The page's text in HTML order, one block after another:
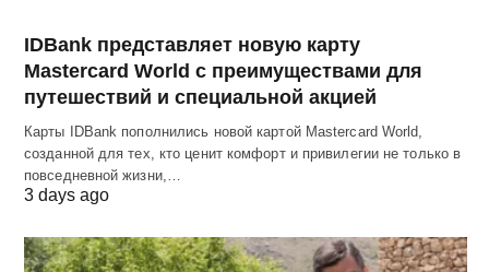
IDBank представляет новую карту
Mastercard World с преимуществами для
путешествий и специальной акцией
Карты IDBank пополнились новой картой Mastercard World,
созданной для тех, кто ценит комфорт и привилегии не только в
повседневной жизни,…
3 days ago